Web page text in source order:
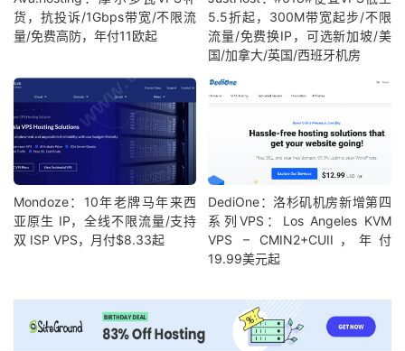
货，抗投诉/1Gbps带宽/不限流
量/免费高防，年付11欧起
5.5折起，300M带宽起步/不限
流量/免费换IP，可选新加坡/美
国/加拿大/英国/西班牙机房
Mondoze：10年老牌马年来西
亚原生 IP，全线不限流量/支持
双 ISP VPS，月付$8.33起
DediOne：洛杉矶机房新增第四
系列VPS：Los Angeles KVM
VPS – CMIN2+CUII，年付
19.99美元起